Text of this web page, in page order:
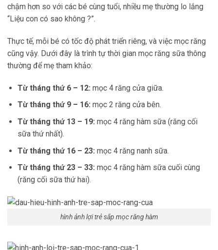
chậm hơn so với các bé cùng tuổi, nhiều mẹ thường lo lắng
“Liệu con có sao không ?”.
Thực tế, mỗi bé có tốc độ phát triển riêng, và việc mọc răng
cũng vậy. Dưới đây là trình tự thời gian mọc răng sữa thông
thường để mẹ tham khảo:
Từ tháng thứ 6 – 12: mọc 4 răng cửa giữa.
Từ tháng thứ 9 – 16: mọc 2 răng cửa bên.
Từ tháng thứ 13 – 19: mọc 4 răng hàm sữa (răng cối
sữa thứ nhất).
Từ tháng thứ 16 – 23: mọc 4 răng nanh sữa.
Từ tháng thứ 23 – 33: mọc 4 răng hàm sữa cuối cùng
(răng cối sữa thứ hai).
hình ảnh lợi trẻ sắp mọc răng hàm